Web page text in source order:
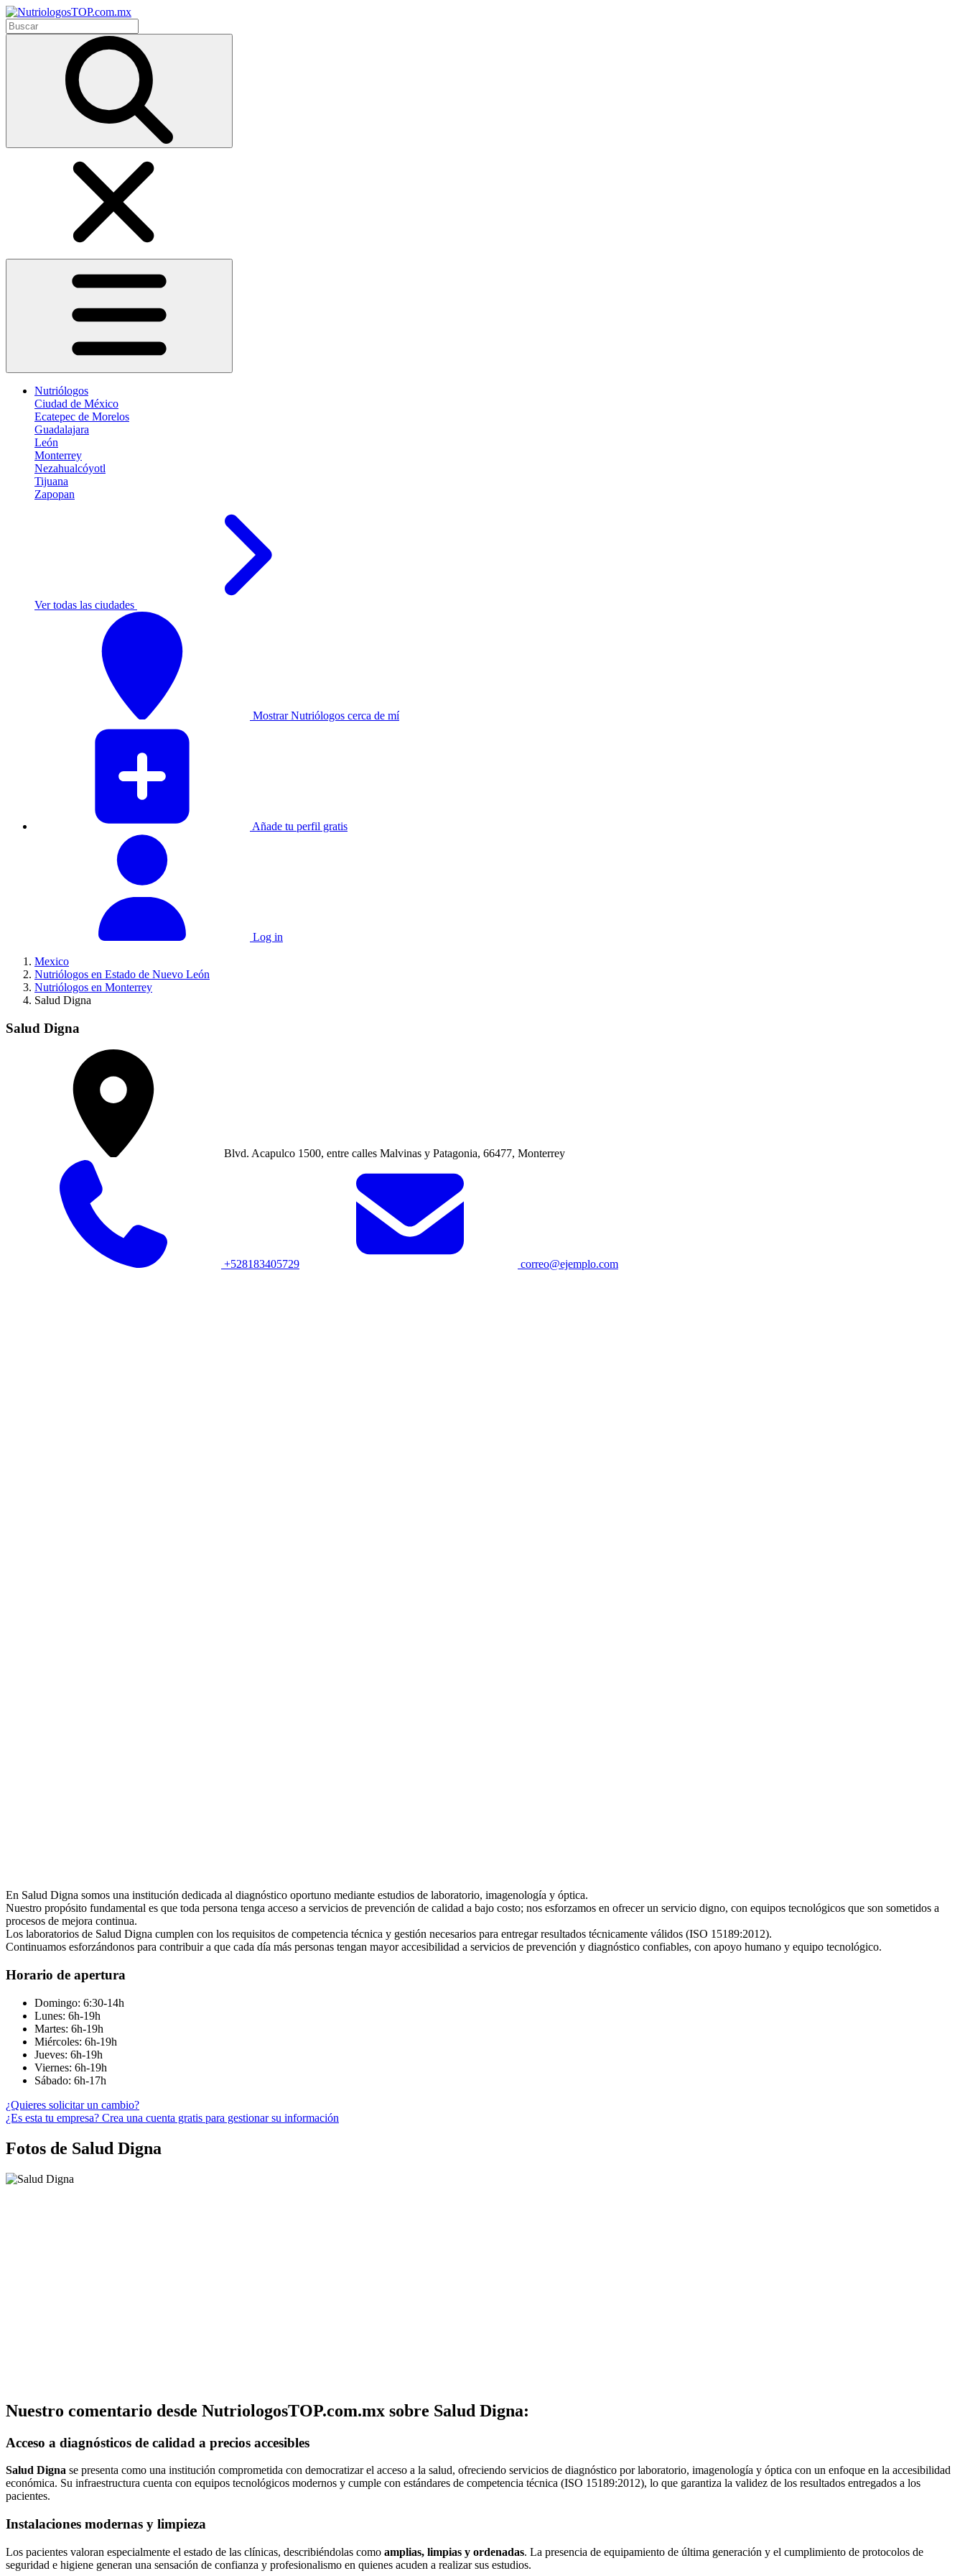
Nutriólogos
Ciudad de México
Ecatepec de Morelos
Guadalajara
León
Monterrey
Nezahualcóyotl
Tijuana
Zapopan
Ver todas las ciudades
Mostrar Nutriólogos cerca de mí
Añade tu perfil gratis
Log in
Mexico
Nutriólogos en Estado de Nuevo León
Nutriólogos en Monterrey
Salud Digna
Salud Digna
Blvd. Acapulco 1500, entre calles Malvinas y Patagonia, 66477, Monterrey
+528183405729 correo@ejemplo.com
En Salud Digna somos una institución dedicada al diagnóstico oportuno mediante estudios de laboratorio, imagenología y óptica.
Nuestro propósito fundamental es que toda persona tenga acceso a servicios de prevención de calidad a bajo costo; nos esforzamos en ofrecer un servicio digno, con equipos tecnológicos que son sometidos a
procesos de mejora continua.
Los laboratorios de Salud Digna cumplen con los requisitos de competencia técnica y gestión necesarios para entregar resultados técnicamente válidos (ISO 15189:2012).
Continuamos esforzándonos para contribuir a que cada día más personas tengan mayor accesibilidad a servicios de prevención y diagnóstico confiables, con apoyo humano y equipo tecnológico.
Horario de apertura
Domingo: 6:30-14h
Lunes: 6h-19h
Martes: 6h-19h
Miércoles: 6h-19h
Jueves: 6h-19h
Viernes: 6h-19h
Sábado: 6h-17h
¿Quieres solicitar un cambio?
¿Es esta tu empresa? Crea una cuenta gratis para gestionar su información
Fotos de Salud Digna
Nuestro comentario desde NutriologosTOP.com.mx sobre Salud Digna:
Acceso a diagnósticos de calidad a precios accesibles
Salud Digna se presenta como una institución comprometida con democratizar el acceso a la salud, ofreciendo servicios de diagnóstico por laboratorio, imagenología y óptica con un enfoque en la accesibilidad
económica. Su infraestructura cuenta con equipos tecnológicos modernos y cumple con estándares de competencia técnica (ISO 15189:2012), lo que garantiza la validez de los resultados entregados a los
pacientes.
Instalaciones modernas y limpieza
Los pacientes valoran especialmente el estado de las clínicas, describiéndolas como amplias, limpias y ordenadas. La presencia de equipamiento de última generación y el cumplimiento de protocolos de
seguridad e higiene generan una sensación de confianza y profesionalismo en quienes acuden a realizar sus estudios.